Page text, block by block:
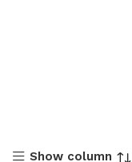
Show column